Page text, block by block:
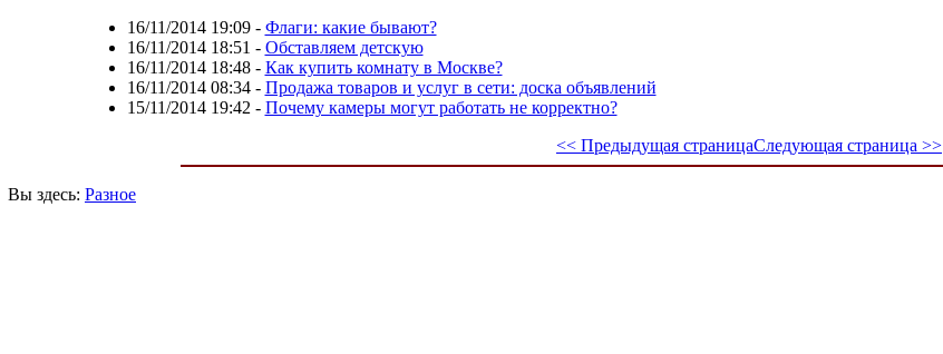
16/11/2014 19:09- Флаги: какие бывают?
16/11/2014 18:51 - Обставляем детскую
16/11/2014 18:48- Как купить комнату в Москве?
16/11/2014 08:34- Продажа товаров и услуг в сети: доска объявлений
15/11/2014 19:42 - Почему камеры могут работать не корректно?
<< Предыдущая страницаСледующая страница >>
Вы здесь: Разное